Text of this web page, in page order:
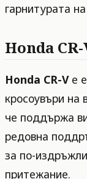
гарнитурата
Honda
Honda CR-Vе
кросоувъри на
че поддържа
редовна
за по-
притежание.